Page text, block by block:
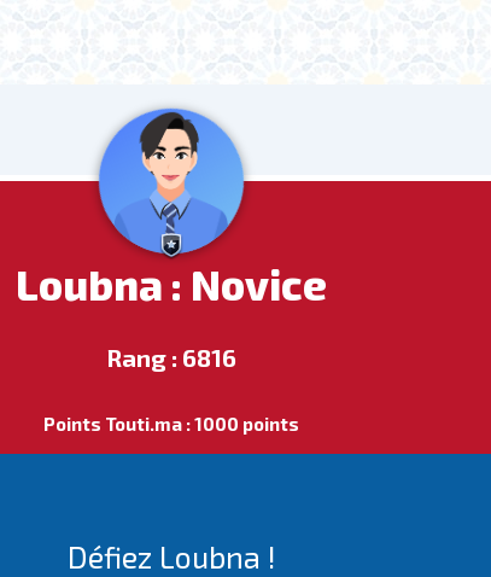
Loubna : Novice
Rang : 6816
Points Touti.ma : 1000 points
Défiez Loubna !